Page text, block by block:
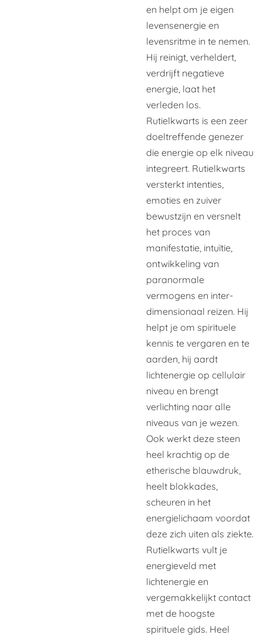
en helpt om je eigen
levensenergie en
levensritme in te nemen.
Hij reinigt, verheldert,
verdrijft negatieve
energie, laat het
verleden los.
Rutielkwarts is een zeer
doeltreffende genezer
die energie op elk niveau
integreert. Rutielkwarts
versterkt intenties,
emoties en zuiver
bewustzijn en versnelt
het proces van
manifestatie, intuïtie,
ontwikkeling van
paranormale
vermogens en inter-
dimensionaal reizen. Hij
helpt je om spirituele
kennis te vergaren en te
aarden, hij aardt
lichtenergie op cellulair
niveau en brengt
verlichting naar alle
niveaus van je wezen.
Ook werkt deze steen
heel krachtig op de
etherische blauwdruk,
heelt blokkades,
scheuren in het
energielichaam voordat
deze zich uiten als ziekte.
Rutielkwarts vult je
energieveld met
lichtenergie en
vergemakkelijkt contact
met de hoogste
spirituele gids. Heel